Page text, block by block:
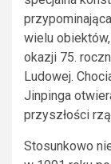
wielu
okazji 75.
Ludowej.
Jinpinga
przyszłości
Stosunkowo